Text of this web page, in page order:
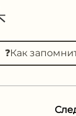
❓Как